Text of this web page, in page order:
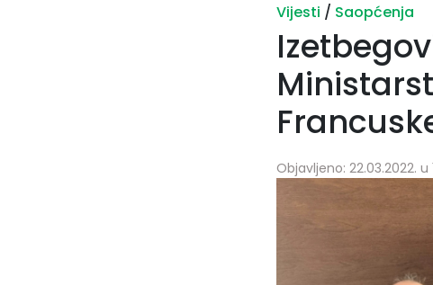
Vijesti / Saopćenja
Objavljeno: 22.03.2022. u